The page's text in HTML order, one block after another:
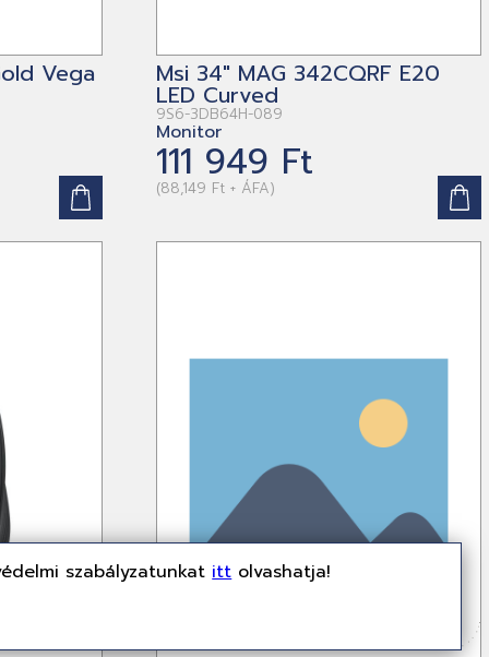
szabályzatunkatittolvashatja!
Vega Msi 34" MAG 342CQRF E20
LED Curved
9S6-3DB64H-089
Monitor
111 949 Ft
(88,149 Ft + ÁFA)